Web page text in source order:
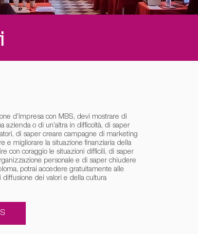
d’Impresa con MBS, devi mostrare di
azienda o di un’altra in difficoltà, di saper
di saper creare campagne di marketing
e migliorare la situazione finanziaria della
con coraggio le situazioni difficili, di saper
personale e di saper chiudere
potrai accedere gratuitamente alle
dei valori e della cultura